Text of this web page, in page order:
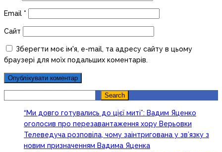
Email *
Сайт
Зберегти моє ім'я, e-mail, та адресу сайту в цьому
браузері для моїх подальших коментарів.
Search
“Ми довго готувались до цієї миті”: Вадим Яценко
оголосив про перезавантаження хору Верьовки
Телеведуча розповіла, чому заінтригована у зв’язку з
новим призначенням Вадима Яценка